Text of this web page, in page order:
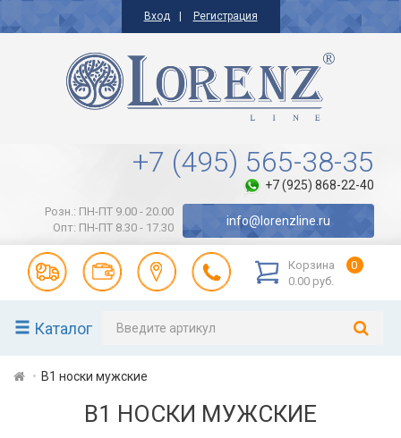
Вход Регистрация
+7 (495) 565-38-35
+7 (925) 868-22-40
Розн.: ПН-ПТ 9.00 - 20.00
Опт: ПН-ПТ 8.30 - 17.30
info@lorenzline.ru
Корзина
0
0.00 руб.
Каталог
В1 носки мужские
В1 НОСКИ МУЖСКИЕ